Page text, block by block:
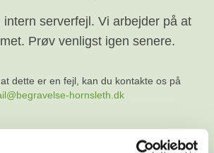
intern serverfejl. Vi arbejder på at
Prøv venligst igen senere.
dette er en fejl, kan du kontakte os på
hornsleth.dk